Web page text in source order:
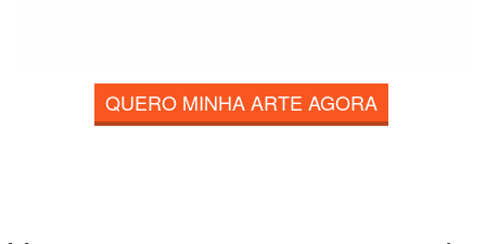
QUERO MINHA ARTE AGORA